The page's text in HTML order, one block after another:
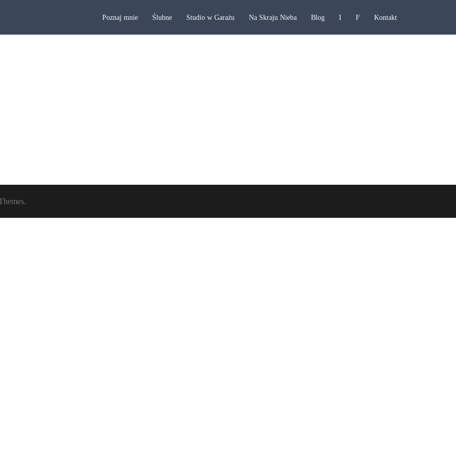
Poznaj mnie Ślubne Studio w Garażu Na Skraju Nieba Blog I F Kontakt